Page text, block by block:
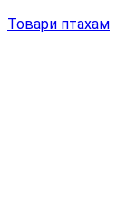
Товари птахам